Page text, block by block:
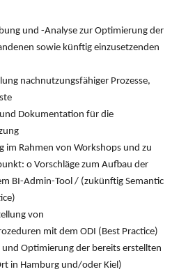
und -Analyse zur Optimierung der
sowie künftig einzusetzenden
nachnutzungsfähiger Prozesse,
Dokumentation für die
im Rahmen von Workshops und zu
o Vorschläge zum Aufbau der
BI-Admin-Tool / (zukünftig Semantic
von
mit dem ODI (Best Practice)
Optimierung der bereits erstellten
in Hamburg und/oder Kiel)